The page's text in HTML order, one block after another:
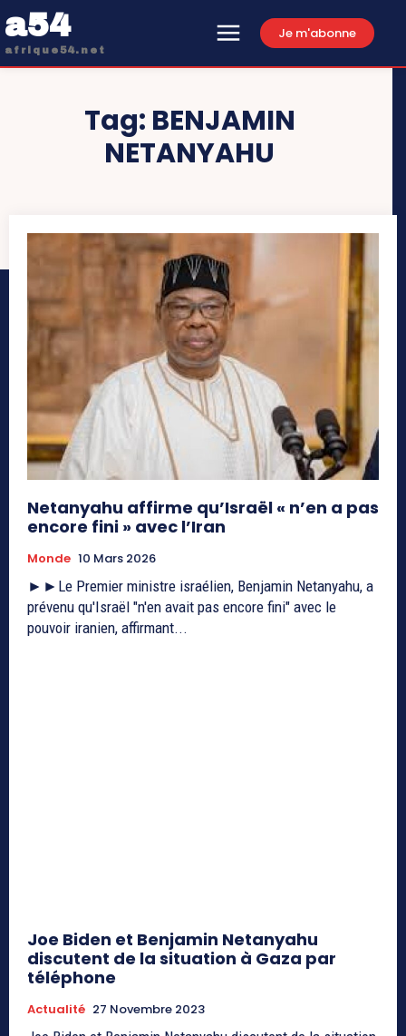
a54
afrique54.net
Je m'abonne
Tag: BENJAMIN
NETANYAHU
Netanyahu affirme qu’Israël « n’en a pas
encore fini » avec l’Iran
Monde 10 Mars 2026
►►Le Premier ministre israélien, Benjamin Netanyahu, a
prévenu qu'Israël "n'en avait pas encore fini" avec le
pouvoir iranien, affirmant...
Joe Biden et Benjamin Netanyahu
discutent de la situation à Gaza par
téléphone
Actualité 27 Novembre 2023